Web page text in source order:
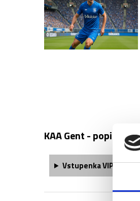
KAA Gent - popis
Vstupenka VIP